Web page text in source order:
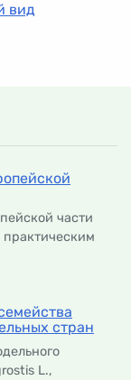
вид
части
стран
L.,